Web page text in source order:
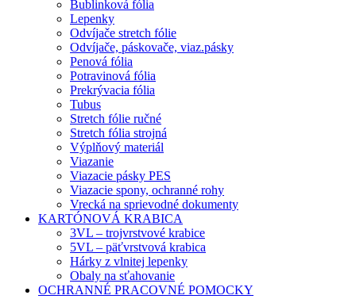
Bublinková fólia
Lepenky
Odvíjače stretch fólie
Odvíjače, páskovače, viaz.pásky
Penová fólia
Potravinová fólia
Prekrývacia fólia
Tubus
Stretch fólie ručné
Stretch fólia strojná
Výplňový materiál
Viazanie
Viazacie pásky PES
Viazacie spony, ochranné rohy
Vrecká na sprievodné dokumenty
KARTÓNOVÁ KRABICA
3VL – trojvrstvové krabice
5VL – päťvrstvová krabica
Hárky z vlnitej lepenky
Obaly na sťahovanie
OCHRANNÉ PRACOVNÉ POMOCKY